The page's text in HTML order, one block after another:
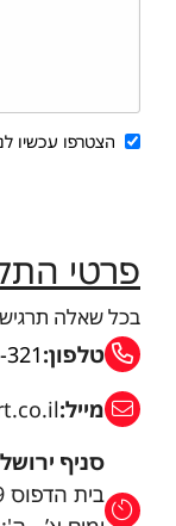
הצטרפו עכשיו
פרטי
בכל שאלה
טלפון:
מייל:
סניף
בית הדפוס 9, גבעת שאול, ירושלים - חניה חינם